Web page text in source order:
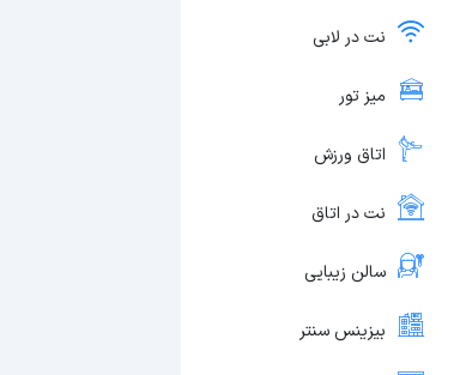
نت در لابی
میز تور
اتاق ورزش
نت در اتاق
سالن زیبایی
بیزینس سنتر